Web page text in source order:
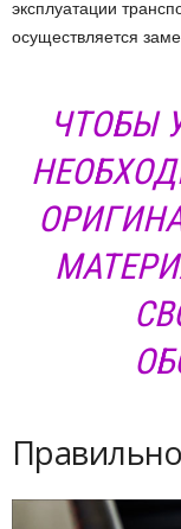
эксплуатации
осуществляется
ЧТОБЫ